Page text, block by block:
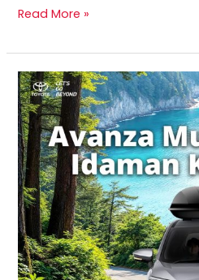
Read More »
Promo
Toyota
Nasmoco
Yogyakarta